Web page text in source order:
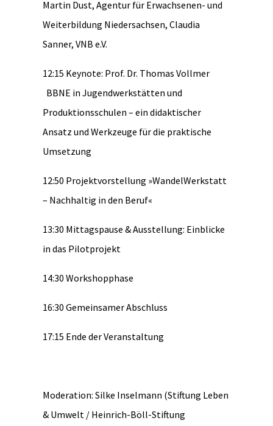
Martin Dust, Agentur für Erwachsenen- und
Weiterbildung Niedersachsen, Claudia
Sanner, VNB e.V.
12:15 Keynote: Prof. Dr. Thomas Vollmer
BBNE in Jugendwerkstätten und
Produktionsschulen – ein didaktischer
Ansatz und Werkzeuge für die praktische
Umsetzung
12:50 Projektvorstellung »WandelWerkstatt
– Nachhaltig in den Beruf«
13:30 Mittagspause & Ausstellung: Einblicke
in das Pilotprojekt
14:30 Workshopphase
16:30 Gemeinsamer Abschluss
17:15 Ende der Veranstaltung
Moderation: Silke Inselmann (Stiftung Leben
& Umwelt / Heinrich-Böll-Stiftung